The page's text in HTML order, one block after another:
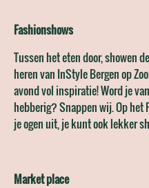
Fashionshows
Tussen het eten door, showen
heren van InStyle Bergen op
avond vol inspiratie! Word je
hebberig? Snappen wij. Op
je ogen uit, je kunt ook lekker
Market place